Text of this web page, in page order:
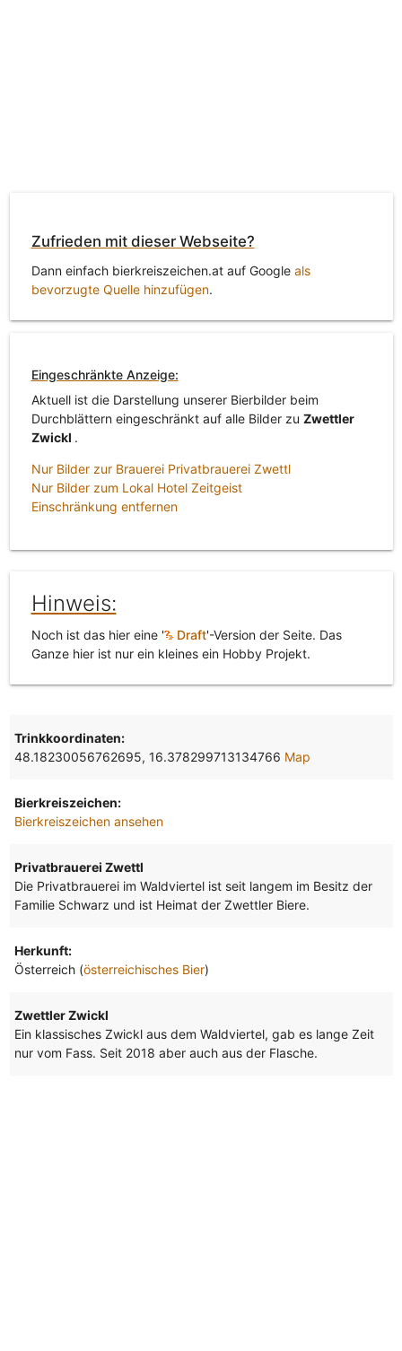
Zufrieden mit dieser Webseite?
Dann einfach bierkreiszeichen.at auf Google als
bevorzugte Quelle hinzufügen.
Eingeschränkte Anzeige:
Aktuell ist die Darstellung unserer Bierbilder beim
Durchblättern eingeschränkt auf alle Bilder zu Zwettler
Zwickl .
Nur Bilder zur Brauerei Privatbrauerei Zwettl
Nur Bilder zum Lokal Hotel Zeitgeist
Einschränkung entfernen
Hinweis:
Noch ist das hier eine ' Draft'-Version der Seite. Das
Ganze hier ist nur ein kleines ein Hobby Projekt.
Trinkkoordinaten:
48.18230056762695, 16.378299713134766 Map
Bierkreiszeichen:
Bierkreiszeichen ansehen
Privatbrauerei Zwettl
Die Privatbrauerei im Waldviertel ist seit langem im Besitz der
Familie Schwarz und ist Heimat der Zwettler Biere.
Herkunft:
Österreich (österreichisches Bier)
Zwettler Zwickl
Ein klassisches Zwickl aus dem Waldviertel, gab es lange Zeit
nur vom Fass. Seit 2018 aber auch aus der Flasche.